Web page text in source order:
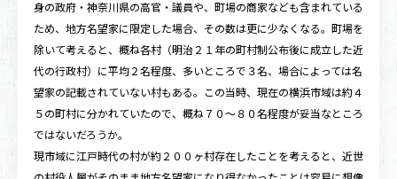
身の政府・神奈川県の高官・議員や、町場の商家なども含まれている
ため、地方名望家に限定した場合、その数は更に少なくなる。町場を
除いて考えると、概ね各村（明治２１年の町村制公布後に成立した近
代の行政村）に平均２名程度、多いところで３名、場合によっては名
望家の記載されていない村もある。この当時、現在の横浜市域は約４
５の町村に分かれていたので、概ね７０〜８０名程度が妥当なところ
ではないだろうか。
現市域に江戸時代の村が約２００ヶ村存在したことを考えると、近世